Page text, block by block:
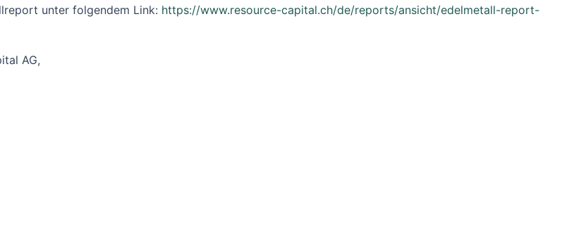
unter folgendem Link: https://www.resource-capital.ch/de/reports/ansicht/edelmetall-report-
AG,